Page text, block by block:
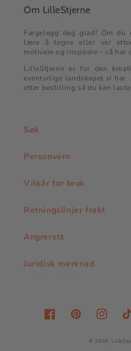
Om LilleStjerne
Fargelegg deg glad! Om
lære å tegne eller ser
motivere og inspirere - så har
LilleStjerne er for den
eventyrlige landskapet vi
etter bestilling så du kan
Søk
Personvern
Vilkår for bruk
Retningslinjer frakt
Angrerett
Juridisk merknad
FacebookPinterestInstagram
© 2026,